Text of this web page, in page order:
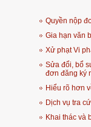
Quyền nộp
Gia hạn văn
Xử phạt Vi
Sửa đổi, bổ
đơn đăng ký
Hiểu rõ hơn
Dịch vụ tra
Khai thác và